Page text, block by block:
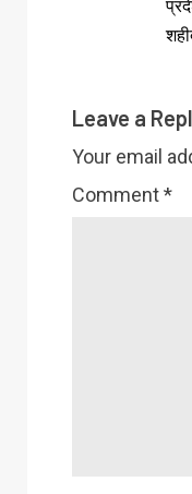
Leave a
Your email
Comment*